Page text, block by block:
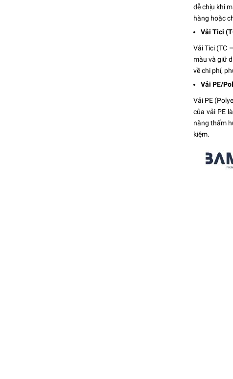
dễ chịu khi
hàng hoặc
Vải Tici
Vải Tici (TC
màu và giữ
về chi phí,
Vải PE/
Vải PE
của vải PE
năng thấm
kiệm.